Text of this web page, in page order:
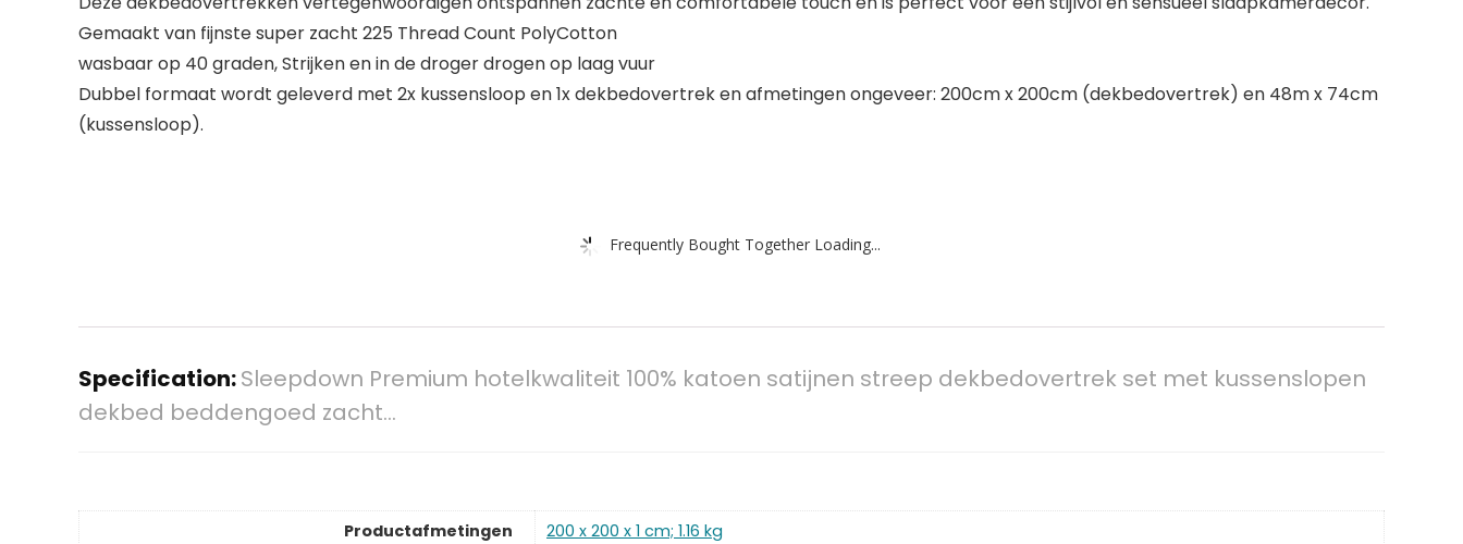
Gemaakt van fijnste super zacht 225 Thread Count PolyCotton
wasbaar op 40 graden, Strijken en in de droger drogen op laag vuur
Dubbel formaat wordt geleverd met 2x kussensloop en 1x dekbedovertrek en afmetingen ongeveer: 200cm x 200cm (dekbedovertrek) en 48m x 74cm
(kussensloop).
Frequently Bought Together Loading...
Specification:Sleepdown Premium hotelkwaliteit 100% katoen satijnen streep dekbedovertrek set met kussenslopen
dekbed beddengoed zacht…
Productafmetingen
‎200 x 200 x 1 cm; 1.16 kg